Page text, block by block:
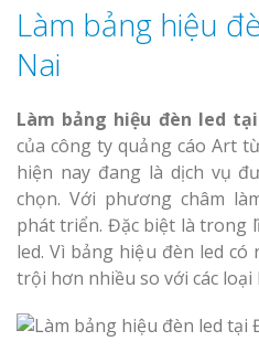
Làm bảng hiệu
Nai
Làm bảng hiệu đèn led
của công ty quảng cáo Art
hiện nay đang là dịch vụ
chọn. Với phương châm
phát triển. Đặc biệt là trong
led. Vì bảng hiệu đèn led
trội hơn nhiều so với các loại